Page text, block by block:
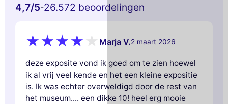
4,7/5-26.572 beoordelingen
Marja V.2 maart 2026
deze exposite vond ik goed om te zien hoewel
ik al vrij veel kende en het een kleine expositie
is. Ik was echter overweldigd door de rest van
het museum.... een dikke 10! heel erg mooie